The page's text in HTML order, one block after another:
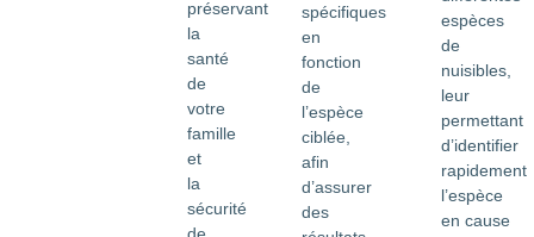
préservant
la
santé
de
votre
famille
et
la
sécurité
spécifiques
en
fonction
de
l’espèce
ciblée,
afin
d’assurer
des
espèces
de
nuisibles,
leur
permettant
d’identifier
rapidement
l’espèce
en cause